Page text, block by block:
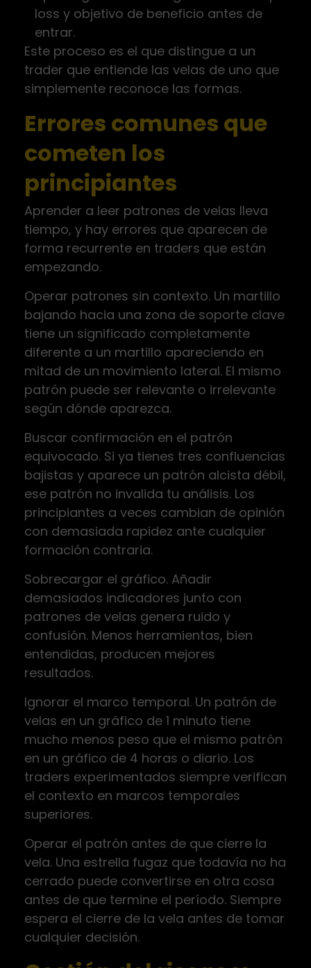
loss y objetivo de beneficio antes de
entrar.
Este proceso es el que distingue a un
trader que entiende las velas de uno que
simplemente reconoce las formas.
Errores comunes que
cometen los
principiantes
Aprender a leer patrones de velas lleva
tiempo, y hay errores que aparecen de
forma recurrente en traders que están
empezando.
Operar patrones sin contexto. Un martillo
bajando hacia una zona de soporte clave
tiene un significado completamente
diferente a un martillo apareciendo en
mitad de un movimiento lateral. El mismo
patrón puede ser relevante o irrelevante
según dónde aparezca.
Buscar confirmación en el patrón
equivocado. Si ya tienes tres confluencias
bajistas y aparece un patrón alcista débil,
ese patrón no invalida tu análisis. Los
principiantes a veces cambian de opinión
con demasiada rapidez ante cualquier
formación contraria.
Sobrecargar el gráfico. Añadir
demasiados indicadores junto con
patrones de velas genera ruido y
confusión. Menos herramientas, bien
entendidas, producen mejores
resultados.
Ignorar el marco temporal. Un patrón de
velas en un gráfico de 1 minuto tiene
mucho menos peso que el mismo patrón
en un gráfico de 4 horas o diario. Los
traders experimentados siempre verifican
el contexto en marcos temporales
superiores.
Operar el patrón antes de que cierre la
vela. Una estrella fugaz que todavía no ha
cerrado puede convertirse en otra cosa
antes de que termine el período. Siempre
espera el cierre de la vela antes de tomar
cualquier decisión.